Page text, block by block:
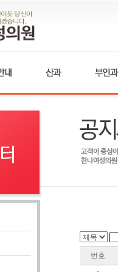
번호